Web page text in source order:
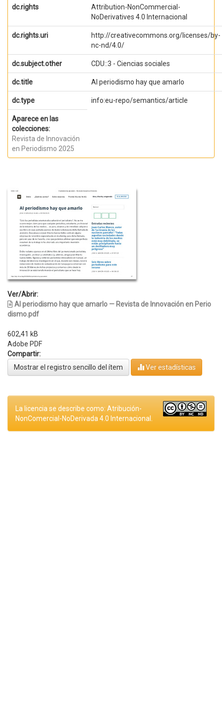
dc.rights
Attribution-NonCommercial-
NoDerivatives 4.0 Internacional
dc.rights.uri
http://creativecommons.org/licenses/by-
nc-nd/4.0/
dc.subject.other CDU::3 - Ciencias sociales
dc.title Al periodismo hay que amarlo
dc.type info:eu-repo/semantics/article
Aparece en las
colecciones:
Revista de Innovación
en Periodismo 2025
Ver/Abrir:
Al periodismo hay que amarlo — Revista de Innovación en Perio
dismo.pdf
602,41 kB
Adobe PDF
Compartir:
Mostrar el registro sencillo del ítem
Ver estadísticas
La licencia se describe como: Atribución-
NonComercial-NoDerivada 4.0 Internacional.